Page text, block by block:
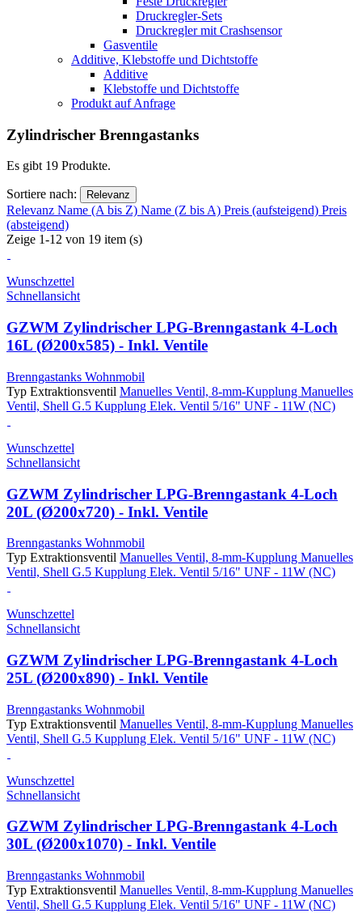
Druckregler-Sets
Druckregler mit Crashsensor
Gasventile
Additive, Klebstoffe und Dichtstoffe
Additive
Klebstoffe und Dichtstoffe
Produkt auf Anfrage
Zylindrischer Brenngastanks
Es gibt 19 Produkte.
Sortiere nach: Relevanz
Relevanz Name (A bis Z) Name (Z bis A) Preis (aufsteigend) Preis
(absteigend)
Zeige 1-12 von 19 item (s)
Wunschzettel
Schnellansicht
GZWM Zylindrischer LPG-Brenngastank 4-Loch
16L (Ø200x585) - Inkl. Ventile
Brenngastanks Wohnmobil
Typ Extraktionsventil Manuelles Ventil, 8-mm-Kupplung Manuelles
Ventil, Shell G.5 Kupplung Elek. Ventil 5/16" UNF - 11W (NC)
Wunschzettel
Schnellansicht
GZWM Zylindrischer LPG-Brenngastank 4-Loch
20L (Ø200x720) - Inkl. Ventile
Brenngastanks Wohnmobil
Typ Extraktionsventil Manuelles Ventil, 8-mm-Kupplung Manuelles
Ventil, Shell G.5 Kupplung Elek. Ventil 5/16" UNF - 11W (NC)
Wunschzettel
Schnellansicht
GZWM Zylindrischer LPG-Brenngastank 4-Loch
25L (Ø200x890) - Inkl. Ventile
Brenngastanks Wohnmobil
Typ Extraktionsventil Manuelles Ventil, 8-mm-Kupplung Manuelles
Ventil, Shell G.5 Kupplung Elek. Ventil 5/16" UNF - 11W (NC)
Wunschzettel
Schnellansicht
GZWM Zylindrischer LPG-Brenngastank 4-Loch
30L (Ø200x1070) - Inkl. Ventile
Brenngastanks Wohnmobil
Typ Extraktionsventil Manuelles Ventil, 8-mm-Kupplung Manuelles
Ventil, Shell G.5 Kupplung Elek. Ventil 5/16" UNF - 11W (NC)